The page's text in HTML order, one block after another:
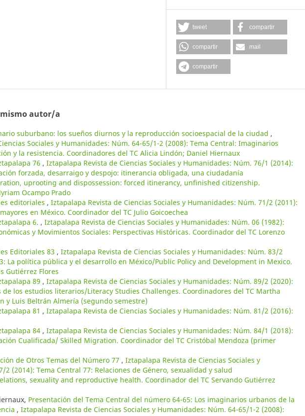
tweet compartir
compartir mail
compartir
autor/a
suburbano: los sueños diurnos y la reproducción socioespacial de la ciudad ,
Sociales y Humanidades: Núm. 64-65/1-2 (2008): Tema Central: Imaginarios
y la resistencia. Coordinadores del TC Alicia Lindón; Daniel Hiernaux
76 , Iztapalapa Revista de Ciencias Sociales y Humanidades: Núm. 76/1 (2014):
forzada, desarraigo y despojo: itinerancia obligada, una ciudadanía
uprooting and dispossession: forced itinerancy, unfinished citizenship.
Ocampo Prado
editoriales , Iztapalapa Revista de Ciencias Sociales y Humanidades: Núm. 71/2 (2011):
en México. Coordinador del TC Julio Goicoechea
6. , Iztapalapa Revista de Ciencias Sociales y Humanidades: Núm. 06 (1982):
y Movimientos Sociales: Perspectivas Históricas. Coordinador del TC Lorenzo
Editoriales 83 , Iztapalapa Revista de Ciencias Sociales y Humanidades: Núm. 83/2
La política pública y el desarrollo en México/Public Policy and Development in Mexico.
Gutiérrez Flores
89 , Iztapalapa Revista de Ciencias Sociales y Humanidades: Núm. 89/2 (2020):
de los estudios literarios/Literacy Studies Challenges. Coordinadores del TC Martha
y Luis Beltrán Almería (segundo semestre)
81 , Iztapalapa Revista de Ciencias Sociales y Humanidades: Núm. 81/2 (2016):
84 , Iztapalapa Revista de Ciencias Sociales y Humanidades: Núm. 84/1 (2018):
Cualificada/ Skilled Migration. Coordinador del TC Cristóbal Mendoza (primer
de Otros Temas del Número 77 , Iztapalapa Revista de Ciencias Sociales y
2 (2014): Tema Central 77: Relaciones de Género, sexualidad y salud
sexuality and reproductive health. Coordinador del TC Servando Gutiérrez
Presentación del Tema Central del número 64-65: Los imaginarios urbanos de la
, Iztapalapa Revista de Ciencias Sociales y Humanidades: Núm. 64-65/1-2 (2008):